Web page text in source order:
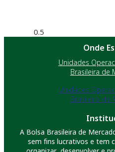
Onde
Unidades
Brasileira de
Unidades
Brasileira de
A Bolsa Brasileira de
sem fins lucrativos e tem